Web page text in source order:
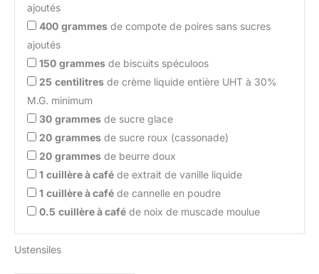
ajoutés
400 grammes de compote de poires sans sucres
ajoutés
150 grammes de biscuits spéculoos
25 centilitres de crème liquide entière UHT à 30%
M.G. minimum
30 grammes de sucre glace
20 grammes de sucre roux (cassonade)
20 grammes de beurre doux
1 cuillère à café de extrait de vanille liquide
1 cuillère à café de cannelle en poudre
0.5 cuillère à café de noix de muscade moulue
Ustensiles